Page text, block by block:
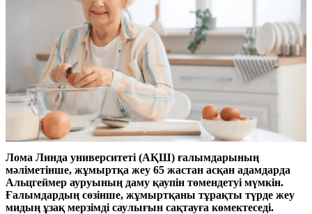
Лома Линда университеті (АҚШ) ғалымдарының
мәліметінше, жұмыртқа жеу 65 жастан асқан адамдарда
Альцгеймер ауруының даму қаупін төмендетуі мүмкін.
Ғалымдардың сөзінше, жұмыртқаны тұрақты түрде жеу
мидың ұзақ мерзімді саулығын сақтауға көмектеседі.